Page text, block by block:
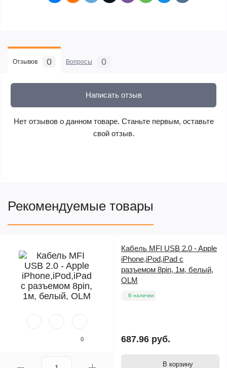
Отзывов 0 Вопросы 0
Написать отзыв
Нет отзывов о данном товаре. Станьте первым, оставьте
свой отзыв.
Рекомендуемые товары
0
Кабель MFI USB 2.0 - Apple
iPhone,iPod,iPad с
разъемом 8pin, 1м, белый,
OLM
В наличии
687.96 руб.
В корзину